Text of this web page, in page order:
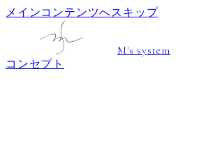
メインコンテンツへスキップ
M's system
コンセプト